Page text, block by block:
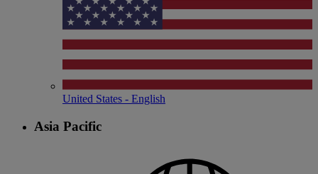
United States - English
Asia Pacific